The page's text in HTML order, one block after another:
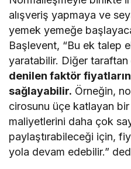
alışveriş yapmaya ve
yemek yemeğe
Başlevent, “Bu ek talep
yaratabilir. Diğer taraftan
denilen faktör
sağlayabilir. Örneğin,
cirosunu üçe katlayan
maliyetlerini daha çok
paylaştırabileceği için,
yola devam edebilir.”